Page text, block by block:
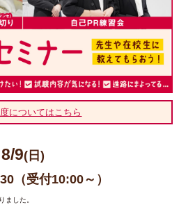
についてはこちら
8/9(日)
（受付10:00～）
ました。